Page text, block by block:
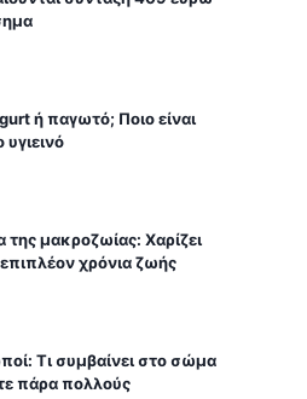
ή παγωτό; Ποιο είναι
υγιεινό
της μακροζωίας: Χαρίζει
χρόνια ζωής
Τι συμβαίνει στο σώμα
πάρα πολλούς